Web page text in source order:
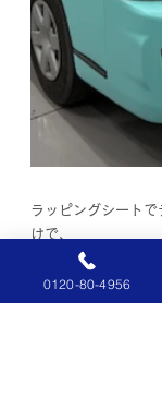
ラッピングシート
けで、
印象がガラッと変わ
ボンネットやルー
おります。
0120-80-4956